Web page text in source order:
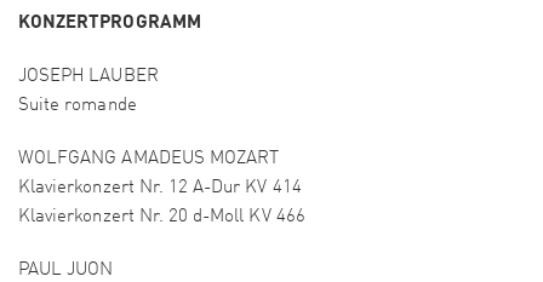
KONZERTPROGRAMM
JOSEPH LAUBER
Suite romande
WOLFGANG AMADEUS MOZART
Klavierkonzert Nr. 12 A-Dur KV 414
Klavierkonzert Nr. 20 d-Moll KV 466
PAUL JUON